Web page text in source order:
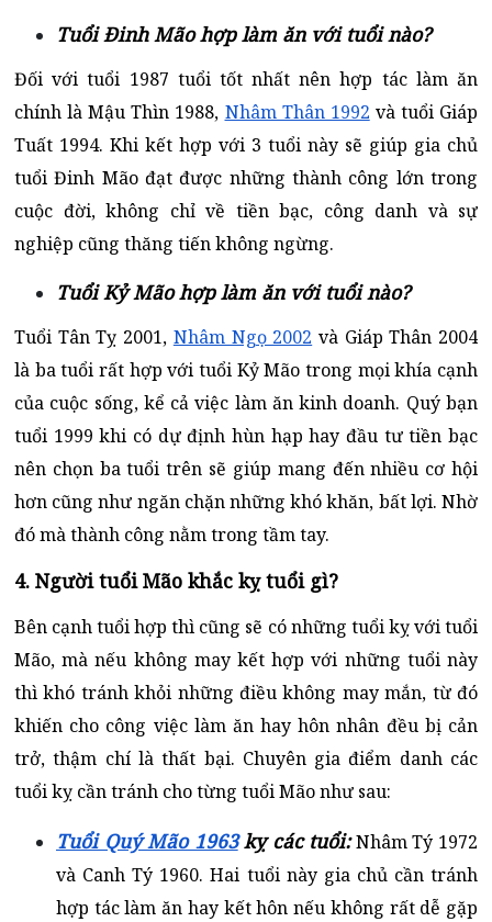
Tuổi Đinh Mão hợp làm ăn với tuổi nào?
Đối với tuổi 1987 tuổi tốt nhất nên hợp tác làm ăn
chính là Mậu Thìn 1988, Nhâm Thân 1992 và tuổi Giáp
Tuất 1994. Khi kết hợp với 3 tuổi này sẽ giúp gia chủ
tuổi Đinh Mão đạt được những thành công lớn trong
cuộc đời, không chỉ về tiền bạc, công danh và sự
nghiệp cũng thăng tiến không ngừng.
Tuổi Kỷ Mão hợp làm ăn với tuổi nào?
Tuổi Tân Tỵ 2001, Nhâm Ngọ 2002 và Giáp Thân 2004
là ba tuổi rất hợp với tuổi Kỷ Mão trong mọi khía cạnh
của cuộc sống, kể cả việc làm ăn kinh doanh. Quý bạn
tuổi 1999 khi có dự định hùn hạp hay đầu tư tiền bạc
nên chọn ba tuổi trên sẽ giúp mang đến nhiều cơ hội
hơn cũng như ngăn chặn những khó khăn, bất lợi. Nhờ
đó mà thành công nằm trong tầm tay.
4. Người tuổi Mão khắc kỵ tuổi gì?
Bên cạnh tuổi hợp thì cũng sẽ có những tuổi kỵ với tuổi
Mão, mà nếu không may kết hợp với những tuổi này
thì khó tránh khỏi những điều không may mắn, từ đó
khiến cho công việc làm ăn hay hôn nhân đều bị cản
trở, thậm chí là thất bại. Chuyên gia điểm danh các
tuổi kỵ cần tránh cho từng tuổi Mão như sau:
Tuổi Quý Mão 1963kỵ các tuổi:Nhâm Tý 1972
và Canh Tý 1960. Hai tuổi này gia chủ cần tránh
hợp tác làm ăn hay kết hôn nếu không rất dễ gặp